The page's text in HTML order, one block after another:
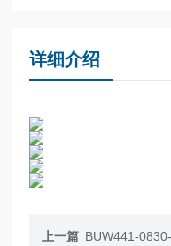
详细介绍
上一篇 BUW441-0830-